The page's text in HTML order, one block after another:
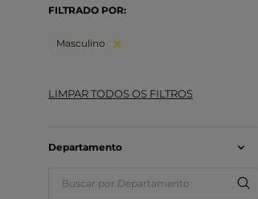
FILTRADO POR:
Masculino
Departamento